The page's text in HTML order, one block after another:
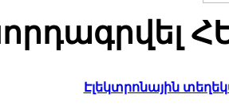
Էլեկտրոնային